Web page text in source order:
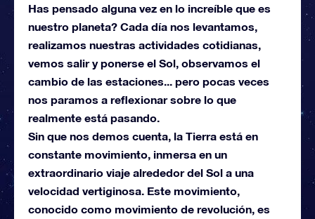
Has pensado alguna vez en lo increíble que es
nuestro planeta? Cada día nos levantamos,
realizamos nuestras actividades cotidianas,
vemos salir y ponerse el Sol, observamos el
cambio de las estaciones... pero pocas veces
nos paramos a reflexionar sobre lo que
realmente está pasando.
Sin que nos demos cuenta, la Tierra está en
constante movimiento, inmersa en un
extraordinario viaje alrededor del Sol a una
velocidad vertiginosa. Este movimiento,
conocido como movimiento de revolución, es